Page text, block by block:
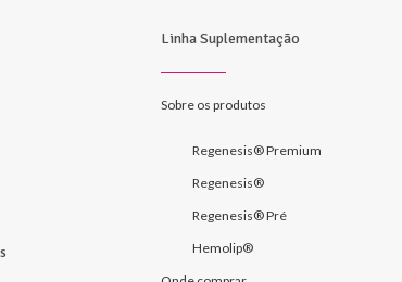
Linha Suplementação
Sobre os produtos
Regenesis® Premium
Regenesis®
Regenesis® Pré
Hemolip®